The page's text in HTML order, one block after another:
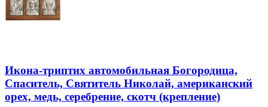
Икона-триптих автомобильная Богородица,
Спаситель, Святитель Николай, американский
орех, медь, серебрение, скотч (крепление)